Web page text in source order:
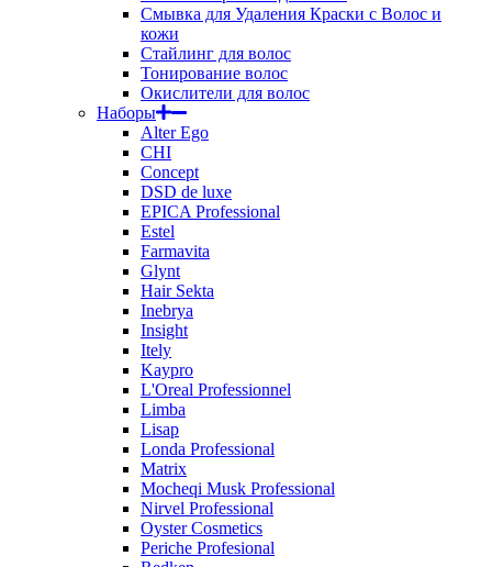
Смывка для Удаления Краски с Волос и
кожи
Стайлинг для волос
Тонирование волос
Окислители для волос
Наборы
Alter Ego
CHI
Concept
DSD de luxe
EPICA Professional
Estel
Farmavita
Glynt
Hair Sekta
Inebrya
Insight
Itely
Kaypro
L'Oreal Professionnel
Limba
Lisap
Londa Professional
Matrix
Mocheqi Musk Professional
Nirvel Professional
Oyster Cosmetics
Periche Profesional